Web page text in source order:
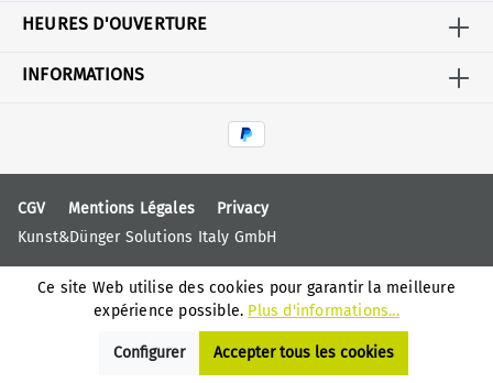
HEURES D'OUVERTURE
INFORMATIONS
CGV Mentions Légales
Privacy
Kunst&Dünger Solutions Italy GmbH
Ce site Web utilise des cookies pour garantir la meilleure
expérience possible. Plus d'informations...
Configurer Accepter tous les cookies